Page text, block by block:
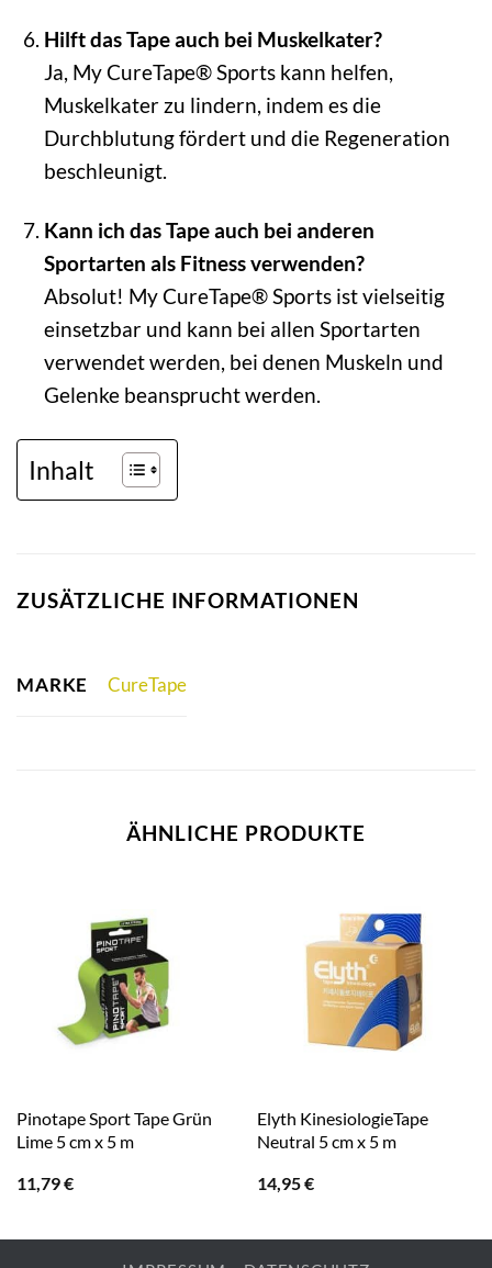
Hilft das Tape auch bei Muskelkater?
Ja, My CureTape® Sports kann helfen,
Muskelkater zu lindern, indem es die
Durchblutung fördert und die Regeneration
beschleunigt.
Kann ich das Tape auch bei anderen
Sportarten als Fitness verwenden?
Absolut! My CureTape® Sports ist vielseitig
einsetzbar und kann bei allen Sportarten
verwendet werden, bei denen Muskeln und
Gelenke beansprucht werden.
Inhalt
ZUSÄTZLICHE INFORMATIONEN
MARKE CureTape
ÄHNLICHE PRODUKTE
Pinotape Sport Tape Grün
Lime 5 cm x 5 m
11,79€
Elyth KinesiologieTape
Neutral 5 cm x 5 m
14,95€